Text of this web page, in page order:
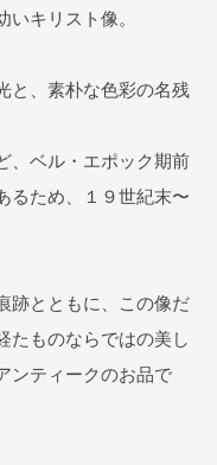
キリスト像。
と、素朴な色彩の名残
、ベル・エポック期前
るため、１９世紀末〜
跡とともに、この像だ
たものならではの美し
ンティークのお品で